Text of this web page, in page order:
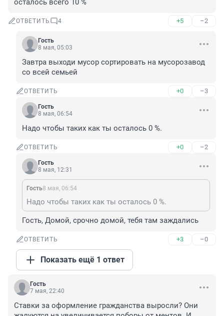
осталось всего 10 %
ОТВЕТИТЬ 4 +5 –2
Гость
8 мая, 05:03
Завтра выходи мусор сортировать на мусорозавод
со всей семьей
ОТВЕТИТЬ +0 –3
Гость
8 мая, 06:54
Надо чтобы таких как ты осталось 0 %.
ОТВЕТИТЬ +0 –2
Гость
8 мая, 12:31
Гость8 мая, 06:54
Надо чтобы таких как ты осталось 0 %.
Гость, Домой, срочно домой, тебя там заждались
ОТВЕТИТЬ +3 –0
Показать ещё 1 ответ
Гость
7 мая, 22:40
Ставки за оформление гражданства выросли? Они